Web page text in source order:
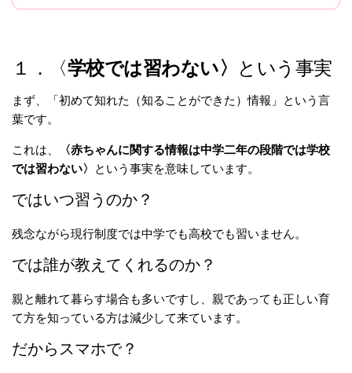
１．〈学校では習わない〉 という事実
まず、「初めて知れた（知ることができた）情報」という言
葉です。
これは、
〈赤ちゃんに関する情報は中学二年の段階では学校
では習わない〉 という事実を意味しています。
ではいつ習うのか？
残念ながら現行制度では中学でも高校でも習いません。
では誰が教えてくれるのか？
親と離れて暮らす場合も多いですし、親であっても正しい育
て方を知っている方は減少して来ています。
だからスマホで？